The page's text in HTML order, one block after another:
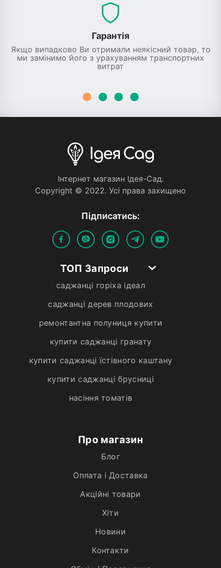
Гарантія
Якщо випадково Ви отримали неякісний товар, то
ми замінимо його з урахуванням транспортних
витрат
Iнтернет магазин Iдея-Сад.
Copyright © 2022. Усi права захищено
Пiдписатись:
ТОП Запроси
саджанці горіха ідеал
саджанці дерев плодових
ремонтантна полуниця купити
купити саджанці гранату
купити саджанці їстівного каштану
купити саджанці брусниці
насіння томатів
Про магазин
Блог
Оплата і Доставка
Акційні товари
Хiти
Новини
Контакти